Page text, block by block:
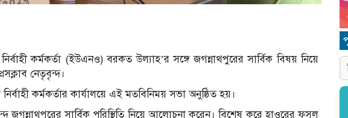
কর্মকর্তা (ইউএনও) বরকত উল্যাহ’র সঙ্গে জগন্নাথপুরের সার্বিক বিষয় নিয়ে
নেতৃবৃন্দ।
কর্মকর্তার কার্যালয়ে এই মতবিনিময় সভা অনুষ্ঠিত হয়।
জগন্নাথপুরের সার্বিক পরিস্থিতি নিয়ে আলোচনা করেন। বিশেষ করে হাওরের ফসল